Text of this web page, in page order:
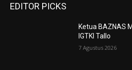
EDITOR PICKS
Ketua BAZNAS
IGTKI Tallo
7 Agustus 2026